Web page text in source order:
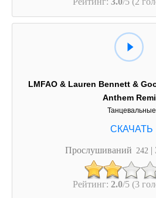
LMFAO & Lauren Bennett &
Anthem
Танцевальные
Прослушиваний 242 |
Рейтинг: 2.0/5 (3